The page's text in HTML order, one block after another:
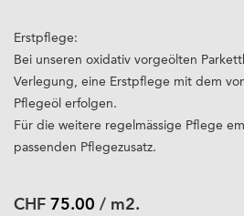
Erstpflege:
Bei unseren oxidativ vorgeölten
Verlegung, eine Erstpflege mit dem
Pflegeöl erfolgen.
Für die weitere regelmässige Pflege
passenden Pflegezusatz.
CHF 75.00 / m2.